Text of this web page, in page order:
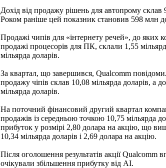
Дохід від продажу рішень для автопрому склав
Роком раніше цей показник становив 598 млн
Продажі чипів для «інтернету речей», до яких
продажі процесорів для ПК, склали 1,55
мільярда доларів.
За квартал, що завершився, Qualcomm
продажу чіпів склав 10,08 мільярда доларів, а
мільярда доларів.
На поточний фінансовий другий квартал
продажів із середньою точкою 10,75 мільярда
прибуток у розмірі 2,80 долара на акцію, що
10,34 мільярда доларів і 2,69 долара на акцію.
Після оголошення результатів акції Qualcomm
очікували збільшення прибутку від АІ.